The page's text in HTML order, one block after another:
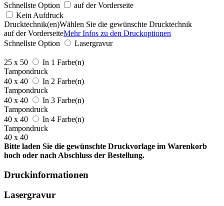
Schnellste Option
auf der Vorderseite
Kein Aufdruck
Drucktechnik(en)Wählen Sie die gewünschte Drucktechnik
auf der VorderseiteMehr Infos zu den Druckoptionen
Schnellste Option
Lasergravur
25 x 50
In 1 Farbe(n)
Tampondruck
40 x 40
In 2 Farbe(n)
Tampondruck
40 x 40
In 3 Farbe(n)
Tampondruck
40 x 40
In 4 Farbe(n)
Tampondruck
40 x 40
Bitte laden Sie die gewünschte Druckvorlage im Warenkorb
hoch oder nach Abschluss der Bestellung.
Druckinformationen
Lasergravur